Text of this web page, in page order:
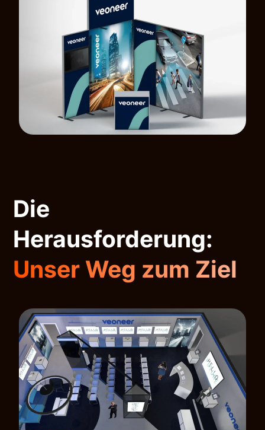
Die
Herausforderung:
Unser Weg zum Ziel